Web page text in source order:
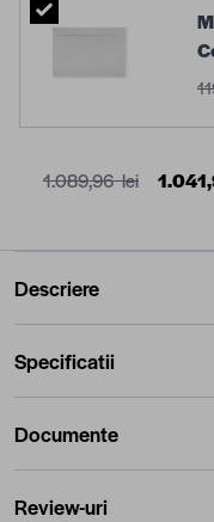
1.089,96 lei
Descriere
Specificatii
Documente
Review-uri